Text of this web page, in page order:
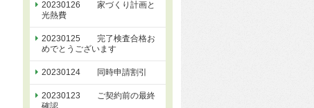
20230126 家づくり計画と
光熱費
20230125 完了検査合格お
めでとうございます
20230124 同時申請割引
20230123 ご契約前の最終
確認